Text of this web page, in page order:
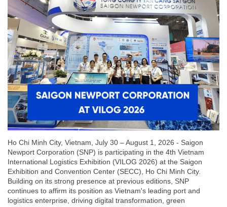
Ho Chi Minh City, Vietnam, July 30 – August 1, 2026 - Saigon
Newport Corporation (SNP) is participating in the 4th Vietnam
International Logistics Exhibition (VILOG 2026) at the Saigon
Exhibition and Convention Center (SECC), Ho Chi Minh City.
Building on its strong presence at previous editions, SNP
continues to affirm its position as Vietnam's leading port and
logistics enterprise, driving digital transformation, green